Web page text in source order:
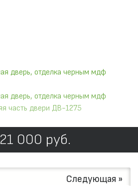
21 000 руб.
Следующая »